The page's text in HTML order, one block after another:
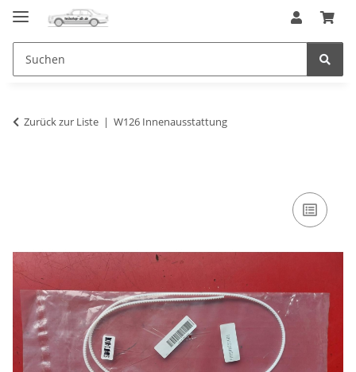
Zurück zur Liste W126 Innenausstattung